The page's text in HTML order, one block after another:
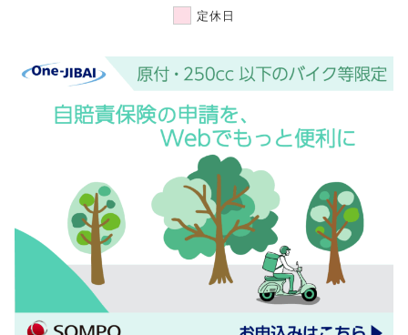
定休日